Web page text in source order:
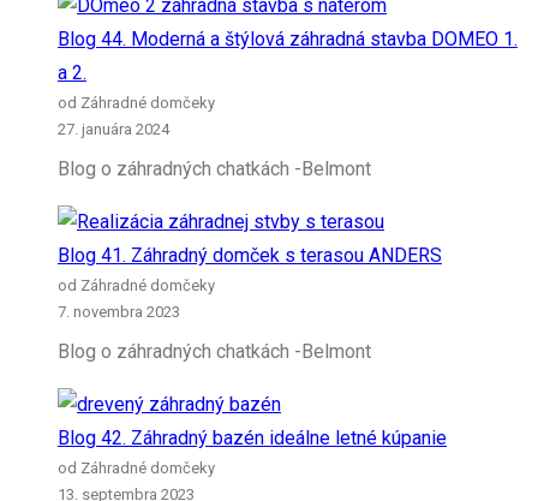
Blog 44. Moderná a štýlová záhradná stavba DOMEO 1.
a 2.
od Záhradné domčeky
27. januára 2024
Blog o záhradných chatkách -Belmont
Blog 41. Záhradný domček s terasou ANDERS
od Záhradné domčeky
7. novembra 2023
Blog o záhradných chatkách -Belmont
Blog 42. Záhradný bazén ideálne letné kúpanie
od Záhradné domčeky
13. septembra 2023